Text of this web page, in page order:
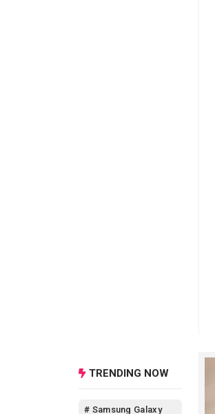
TRENDING NOW
# Samsung Galaxy